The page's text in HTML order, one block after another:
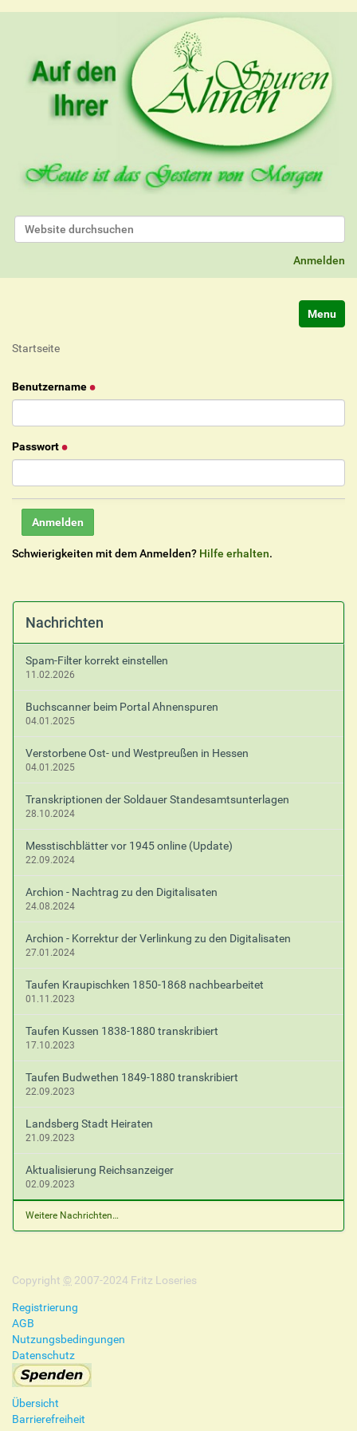
Website durchsuchen
Anmelden
Startseite
Benutzername
Passwort
Schwierigkeiten mit dem Anmelden? Hilfe erhalten.
Nachrichten
Spam-Filter korrekt einstellen
11.02.2026
Buchscanner beim Portal Ahnenspuren
04.01.2025
Verstorbene Ost- und Westpreußen in Hessen
04.01.2025
Transkriptionen der Soldauer Standesamtsunterlagen
28.10.2024
Messtischblätter vor 1945 online (Update)
22.09.2024
Archion - Nachtrag zu den Digitalisaten
24.08.2024
Archion - Korrektur der Verlinkung zu den Digitalisaten
27.01.2024
Taufen Kraupischken 1850-1868 nachbearbeitet
01.11.2023
Taufen Kussen 1838-1880 transkribiert
17.10.2023
Taufen Budwethen 1849-1880 transkribiert
22.09.2023
Landsberg Stadt Heiraten
21.09.2023
Aktualisierung Reichsanzeiger
02.09.2023
Weitere Nachrichten…
Copyright © 2007-2024 Fritz Loseries
Registrierung
AGB
Nutzungsbedingungen
Datenschutz
Übersicht
Barrierefreiheit